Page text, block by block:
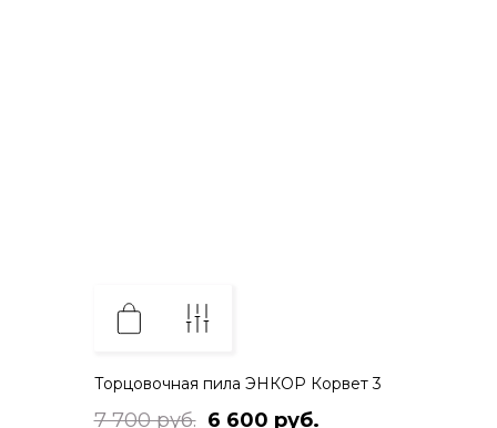
Торцовочная пила ЭНКОР Корвет 3
7 700 руб. 6 600 руб.